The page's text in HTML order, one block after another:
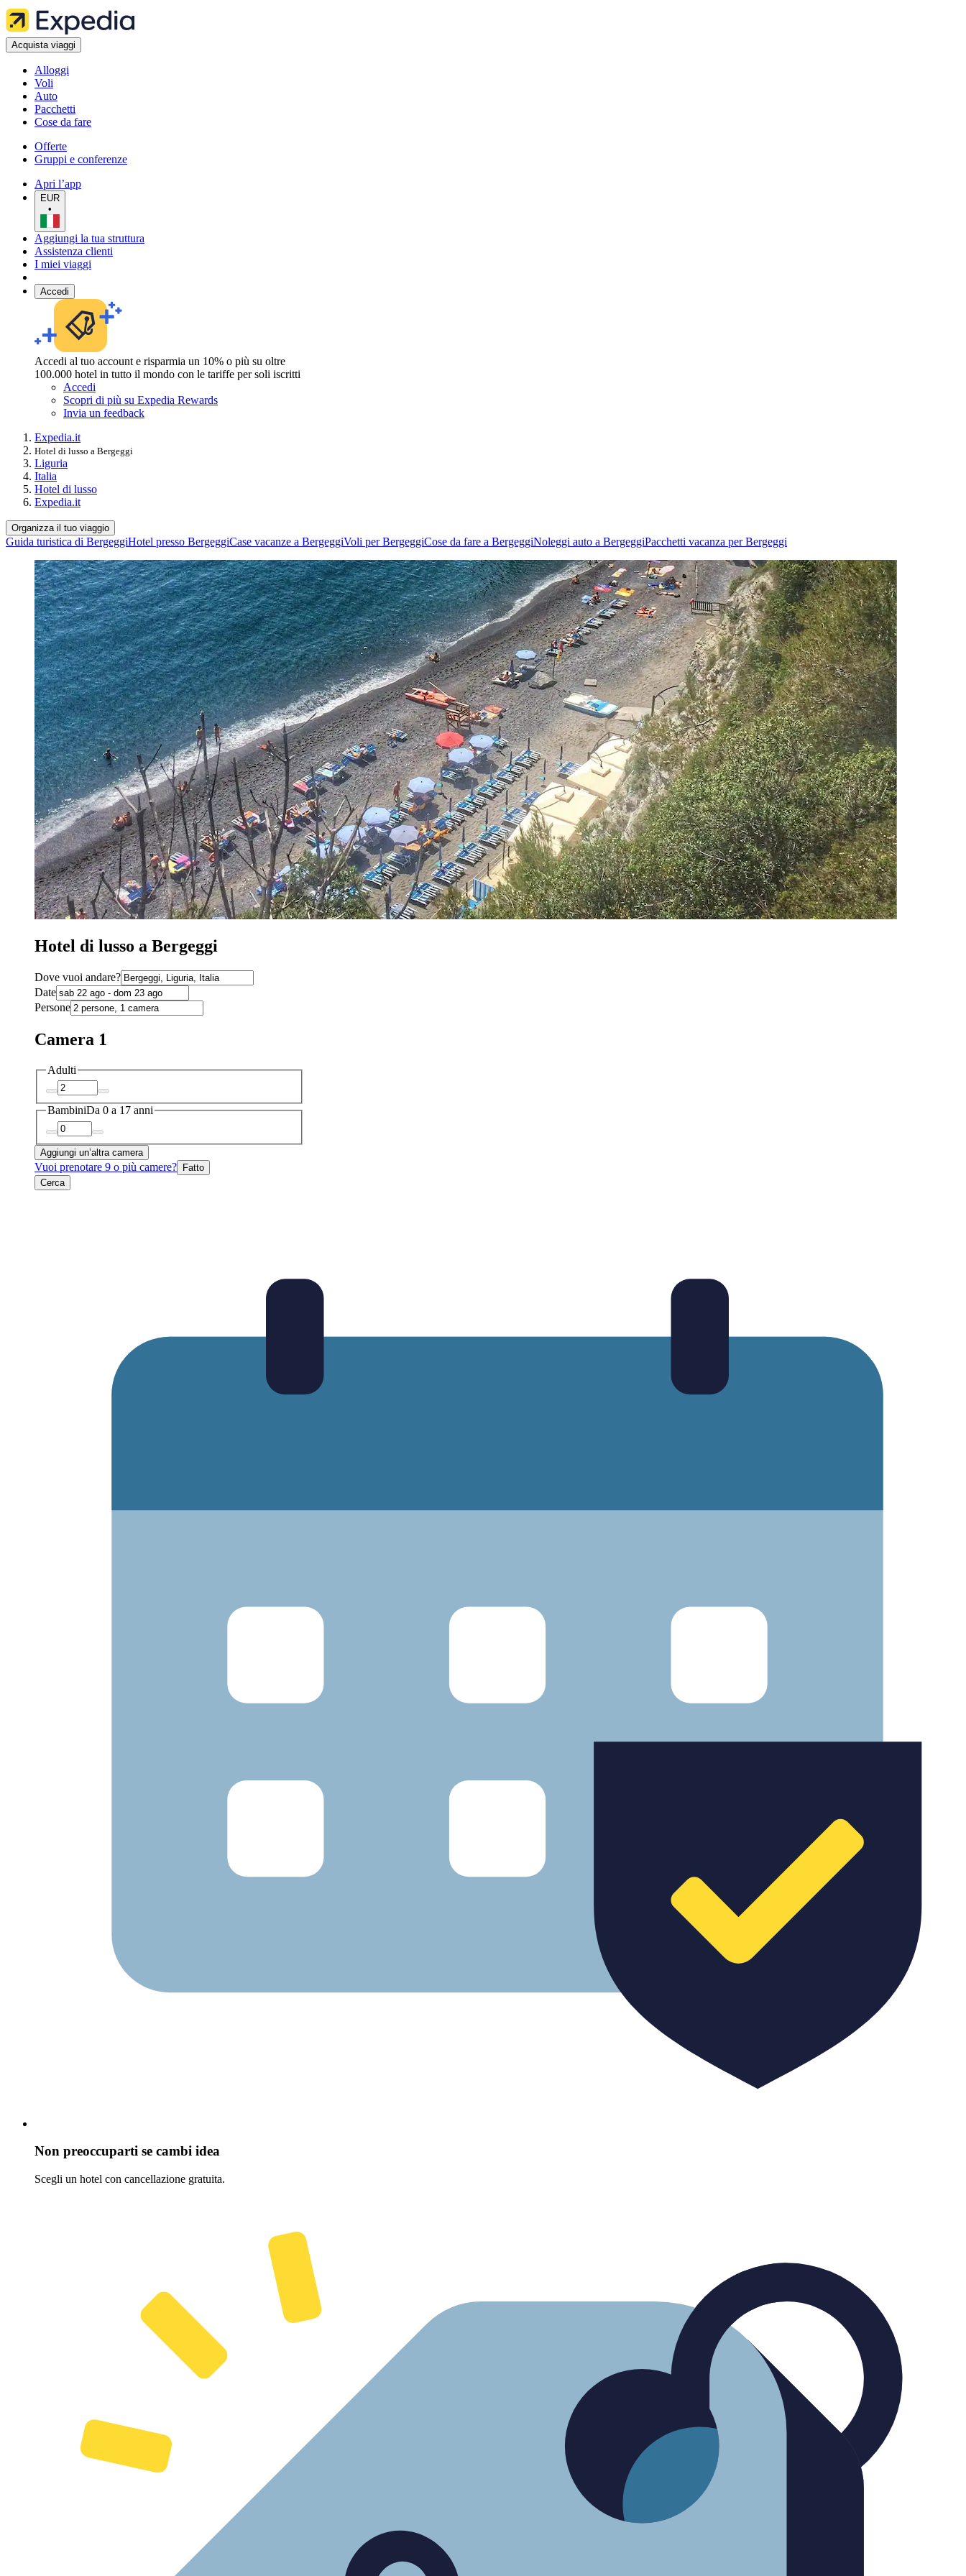
Acquista viaggi
Alloggi
Voli
Auto
Pacchetti
Cose da fare
Offerte
Gruppi e conferenze
Apri l’app
EUR
•
Aggiungi la tua struttura
Assistenza clienti
I miei viaggi
Accedi
Accedi al tuo account e risparmia un 10% o più su oltre
100.000 hotel in tutto il mondo con le tariffe per soli iscritti
Accedi
Scopri di più su Expedia Rewards
Invia un feedback
Expedia.it
Hotel di lusso a Bergeggi
Liguria
Italia
Hotel di lusso
Expedia.it
Organizza il tuo viaggio
Guida turistica di BergeggiHotel presso BergeggiCase vacanze a BergeggiVoli per BergeggiCose da fare a BergeggiNoleggi auto a BergeggiPacchetti vacanza per Bergeggi
Hotel di lusso a Bergeggi
Dove vuoi andare?
Date
Persone
Camera 1
Adulti
BambiniDa 0 a 17 anni
Aggiungi un’altra camera
Vuoi prenotare 9 o più camere? Fatto
Cerca
Non preoccuparti se cambi idea
Scegli un hotel con cancellazione gratuita.